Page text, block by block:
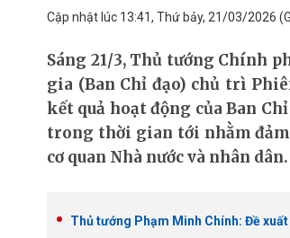
Cập nhật lúc 13:41, Thứ bảy, 21/03/2026
Sáng 21/3, Thủ tướng Chính
gia (Ban Chỉ đạo) chủ trì
kết quả hoạt động của Ban
trong thời gian tới nhằm đảm
cơ quan Nhà nước và nhân dân.
Thủ tướng Phạm Minh Chính: Đề